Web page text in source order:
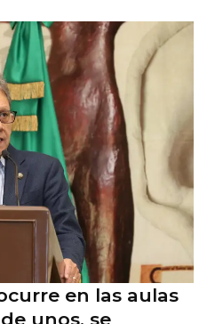
en las aulas
unos, se